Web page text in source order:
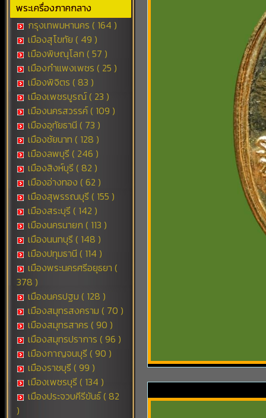
พระเครื่องภาคกลาง
กรุงเทพมหานคร ( 164 )
เมืองสุโขทัย ( 49 )
เมืองพิษณุโลก ( 57 )
เมืองกำแพงเพชร ( 25 )
เมืองพิจิตร ( 83 )
เมืองเพชรบูรณ์ ( 23 )
เมืองนครสวรรค์ ( 109 )
เมืองอุทัยธานี ( 73 )
เมืองชัยนาท ( 128 )
เมืองลพบุรี ( 246 )
เมืองสิงห์บุรี ( 82 )
เมืองอ่างทอง ( 62 )
เมืองสุพรรณบุรี ( 155 )
เมืองสระบุรี ( 142 )
เมืองนครนายก ( 113 )
เมืองนนทบุรี ( 148 )
เมืองปทุมธานี ( 114 )
เมืองพระนครศรีอยุธยา (
378 )
เมืองนครปฐม ( 128 )
เมืองสมุทรสงคราม ( 70 )
เมืองสมุทรสาคร ( 90 )
เมืองสมุทรปราการ ( 96 )
เมืองกาญจนบุรี ( 90 )
เมืองราชบุรี ( 99 )
เมืองเพชรบุรี ( 134 )
เมืองประจวบคีรีขันธ์ ( 82
)